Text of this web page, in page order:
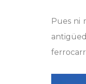
Pues ni